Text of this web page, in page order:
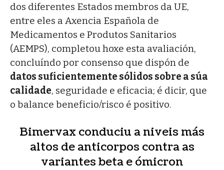
dos diferentes Estados membros da UE,
entre eles a Axencia Española de
Medicamentos e Produtos Sanitarios
(AEMPS), completou hoxe esta avaliación,
concluíndo por consenso que dispón de
datos suficientemente sólidos sobre a súa
calidade, seguridade e eficacia; é dicir, que
o balance beneficio/risco é positivo.
Bimervax conduciu a niveis más
altos de anticorpos contra as
variantes beta e ómicron